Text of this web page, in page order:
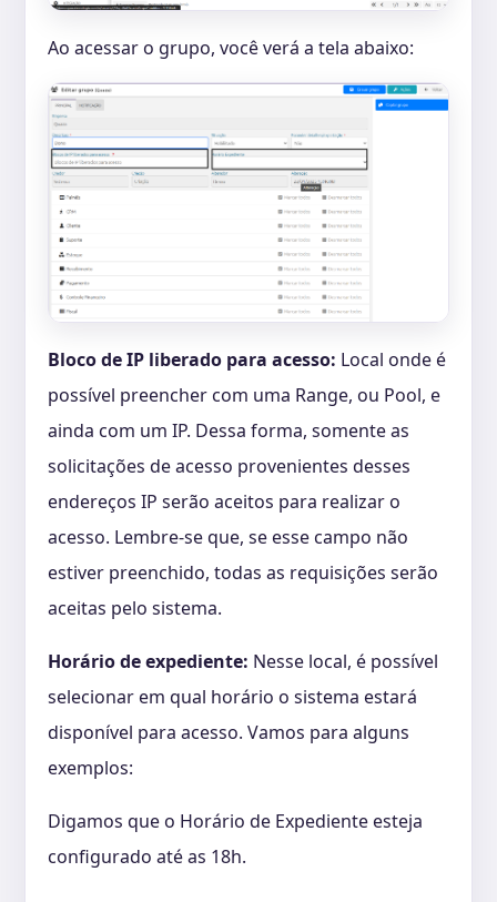
Ao acessar o grupo, você verá a tela abaixo:
Bloco de IP liberado para acesso: Local onde é
possível preencher com uma Range, ou Pool, e
ainda com um IP. Dessa forma, somente as
solicitações de acesso provenientes desses
endereços IP serão aceitos para realizar o
acesso. Lembre-se que, se esse campo não
estiver preenchido, todas as requisições serão
aceitas pelo sistema.
Horário de expediente: Nesse local, é possível
selecionar em qual horário o sistema estará
disponível para acesso. Vamos para alguns
exemplos:
Digamos que o Horário de Expediente esteja
configurado até as 18h.